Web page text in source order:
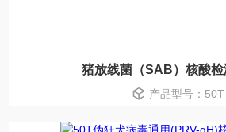
猪放线菌（SAB）核酸检
产品型号：50T